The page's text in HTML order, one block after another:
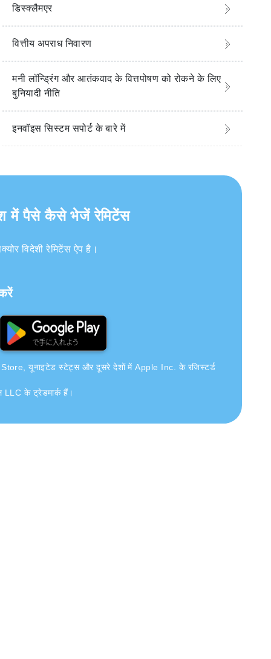
डिस्क्लैमएर
वित्तीय अपराध निवारण
मनी लॉन्ड्रिंग और आतंकवाद के वित्तपोषण को रोकने के लिए
बुनियादी नीति
इनवॉइस सिस्टम सपोर्ट के बारे में
में पैसे कैसे भेजें रेमिटेंस
विदेशी रेमिटेंस ऐप है।
यूनाइटेड स्टेट्स और दूसरे देशों में Apple Inc. के रजिस्टर्ड
LLC के ट्रेडमार्क हैं।